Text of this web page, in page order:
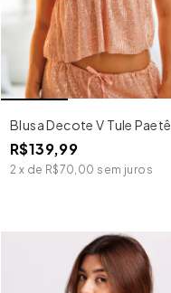
Blusa Decote V Tule Paetê
R$139,99
2 x de R$70,00 sem juros